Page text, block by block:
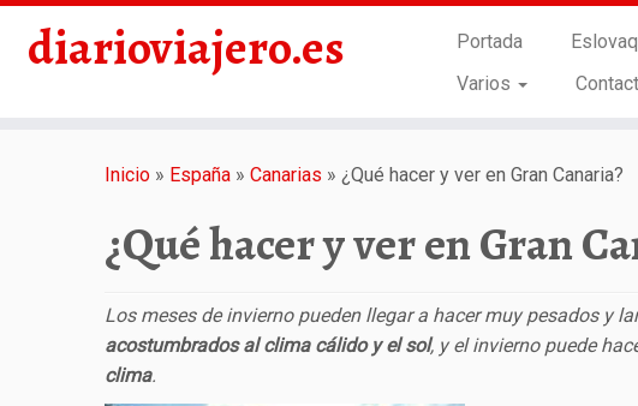
diarioviajero.es Portada
Varios
Inicio » España » Canarias » ¿Qué hacer y ver en Gran Canaria?
¿Qué hacer y ver en Gran
Los meses de invierno pueden llegar a hacer muy pesados y
acostumbrados al clima cálido y el sol, y el invierno puede
clima.